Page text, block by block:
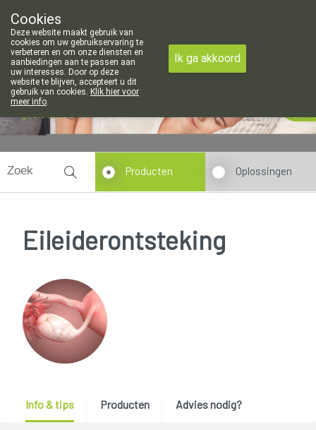
011/340400
Producten Oplossingen
Eileiderontsteking
Info & tips Producten Advies nodig?
Cookies
Deze website maakt gebruik van
cookies om uw gebruikservaring te
verbeteren en om onze diensten en
aanbiedingen aan te passen aan
uw interesses. Door op deze
website te blijven, accepteert u dit
gebruik van cookies. Klik hier voor
meer info.
Ik ga akkoord